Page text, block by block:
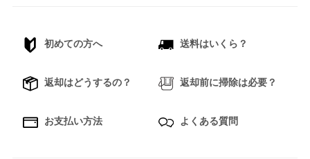
初めての方へ 送料はいくら？
返却はどうするの？ 返却前に掃除は必要？
お支払い方法 よくある質問